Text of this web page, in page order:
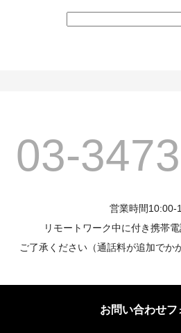
03-
営業時間10:00-
リモートワーク中に付き携帯電
ご了承ください（通話料が追加でか
お問い合わせフ